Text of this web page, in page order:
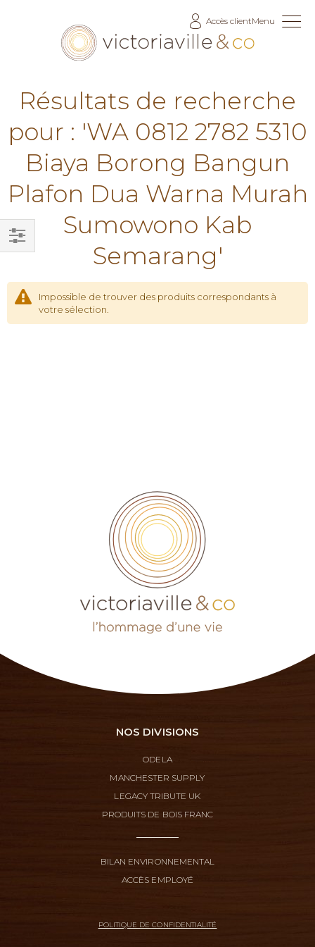
Accès clientMenu
Résultats de recherche
pour : 'WA 0812 2782 5310
Biaya Borong Bangun
Plafon Dua Warna Murah
Sumowono Kab
Semarang'
Impossible de trouver des produits correspondants à
votre sélection.
Filtrer
NOS DIVISIONS
ODELA
MANCHESTER SUPPLY
LEGACY TRIBUTE UK
PRODUITS DE BOIS FRANC
BILAN ENVIRONNEMENTAL
ACCÈS EMPLOYÉ
POLITIQUE DE CONFIDENTIALITÉ